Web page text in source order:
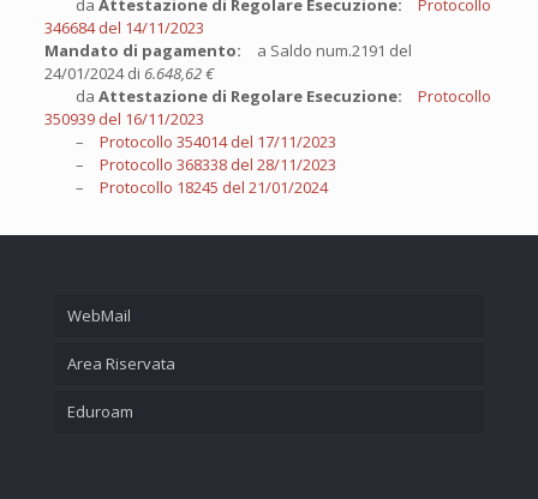
da Attestazione di Regolare Esecuzione:
Protocollo
346684 del 14/11/2023
Mandato di pagamento: a Saldo num.2191 del
24/01/2024 di 6.648,62 €
da Attestazione di Regolare Esecuzione:
Protocollo
350939 del 16/11/2023
– Protocollo 354014 del 17/11/2023
– Protocollo 368338 del 28/11/2023
– Protocollo 18245 del 21/01/2024
WebMail
Area Riservata
Eduroam